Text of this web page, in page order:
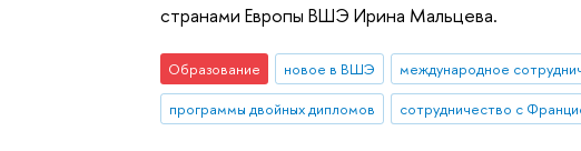
странами Европы ВШЭ Ирина Мальцева.
Образование новое в ВШЭ международное
программы двойных дипломов